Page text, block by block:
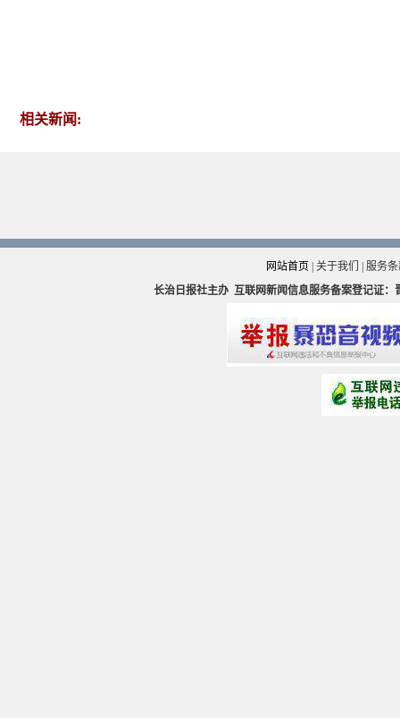
相关新闻:
网站首页 关于我们
服务
长治日报社主办 互联网新闻信息服务备案登记证：